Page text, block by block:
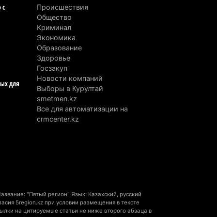
в горах Алматинской
после камнепада
2026 г. 11:23
собак, едва не загрызших
в Алматинской области, судят
год после трагедии
2026 г. 09:17
области запустят
катеров для Formula-1 H2O
2026 г. 20:22
«Әділет» предложила превратить
с
для
Происшествия
Общество
Криминал
Экономика
Образование
Здоровье
Госзакуп
Новости компаний
Выборы в Курултай
smetmen.kz
Все для автоматизации на
crmcenter.kz
"Пятый регион" Язык: Казахский, русский
5region.kz при условии размещения в тексте
на цитируемые статьи не ниже второго абзаца в